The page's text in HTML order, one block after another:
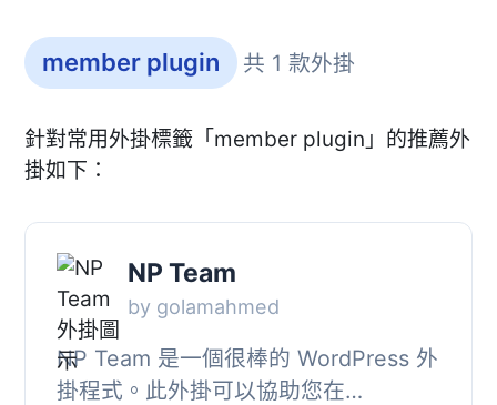
member plugin 共 1 款外掛
針對常用外掛標籤「member plugin」的推薦外
掛如下：
NP Team
by golamahmed
NP Team 是一個很棒的 WordPress 外
掛程式。此外掛可以協助您在